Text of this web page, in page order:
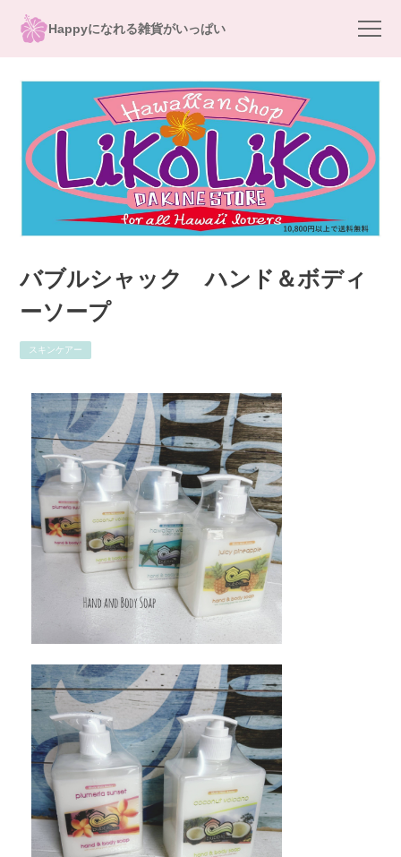
Happyになれる雑貨がいっぱい
バブルシャック ハンド＆ボディ
ーソープ
スキンケアー